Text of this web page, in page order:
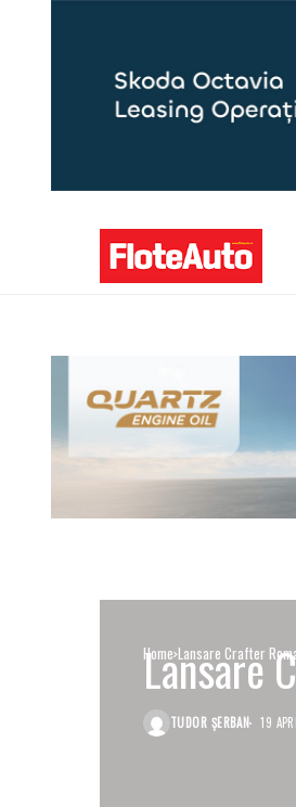
Home Lansare Crafter
Lansare
TUDOR ȘERBAN 19